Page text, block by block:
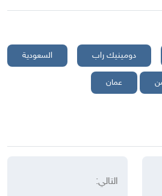
دومينيك راب السعودية
عمان
التالي: